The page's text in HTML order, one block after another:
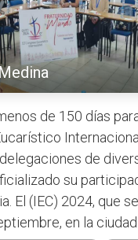
de 150 días
de
su
El (IEC) 2024, que
en la ciudad...